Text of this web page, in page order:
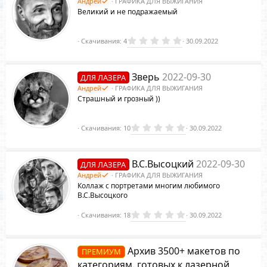
р
с
а
з
Великий и не подражаемый
0
.
0
з
в
ё
з
Скачивания 4 30.09.2022
ДЛЯ ЛАЗЕРА Зверь 2022-09-30
Андрей ГРАФИКА ДЛЯ ВЫЖИГАНИЯ
Страшный и грозный ))
0
.
0
в
ё
з
д
Скачивания 10 30.09.2022
ДЛЯ ЛАЗЕРА В.С.Высоцкий 2022-09-30
Андрей ГРАФИКА ДЛЯ ВЫЖИГАНИЯ
Коллаж с портретами многим любимого
В.С.Высоцкого
0
.
0
в
ё
Скачивания 18 30.09.2022
ПРЕМИУМ
Архив 3500+ макетов по